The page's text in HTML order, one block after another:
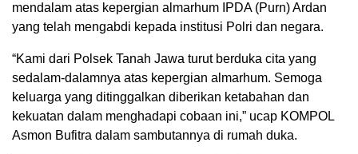
mendalam atas kepergian almarhum IPDA (Purn) Ardan
yang telah mengabdi kepada institusi Polri dan negara.
“Kami dari Polsek Tanah Jawa turut berduka cita yang
sedalam-dalamnya atas kepergian almarhum. Semoga
keluarga yang ditinggalkan diberikan ketabahan dan
kekuatan dalam menghadapi cobaan ini,” ucap KOMPOL
Asmon Bufitra dalam sambutannya di rumah duka.